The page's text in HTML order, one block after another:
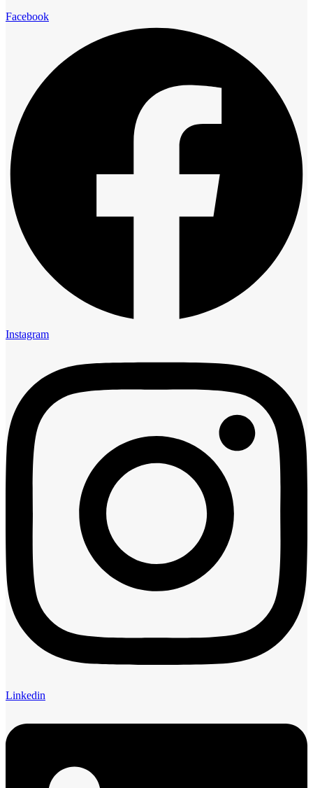
Facebook
Instagram
Linkedin